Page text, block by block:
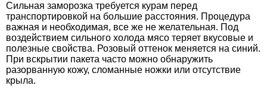
Сильная заморозка требуется курам перед
транспортировкой на большие расстояния. Процедура
важная и необходимая, все же не желательная. Под
воздействием сильного холода мясо теряет вкусовые и
полезные свойства. Розовый оттенок меняется на синий.
При вскрытии пакета часто можно обнаружить
разорванную кожу, сломанные ножки или отсутствие
крыла.